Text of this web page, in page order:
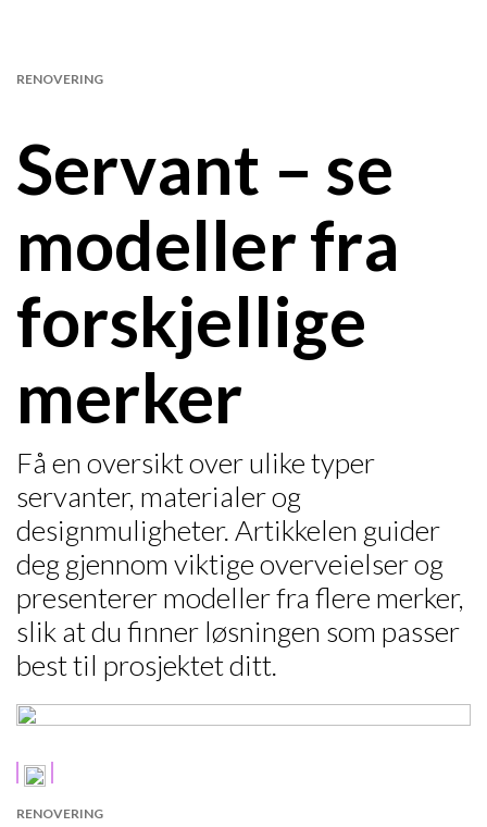
Servant – se
modeller fra
forskjellige
merker
RENOVERING
Få en oversikt over ulike typer
servanter, materialer og
designmuligheter. Artikkelen guider
deg gjennom viktige overveielser og
presenterer modeller fra flere merker,
slik at du finner løsningen som passer
best til prosjektet ditt.
RENOVERING